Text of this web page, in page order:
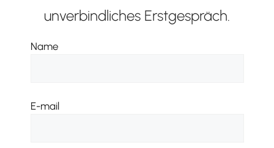
unverbindliches Erstgespräch.
Name
E-mail